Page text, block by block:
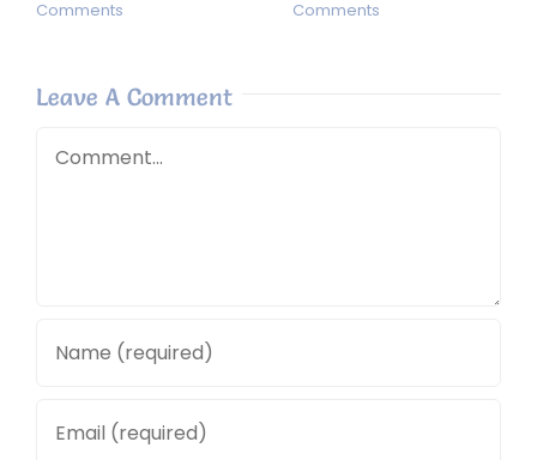
Comments
Comments
Leave A Comment